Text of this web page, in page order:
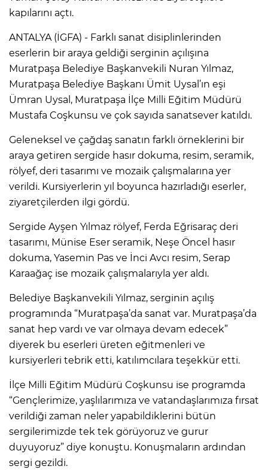
kapılarını açtı.
ANTALYA (İGFA) - Farklı sanat disiplinlerinden
eserlerin bir araya geldiği serginin açılışına
Muratpaşa Belediye Başkanvekili Nuran Yılmaz,
Muratpaşa Belediye Başkanı Ümit Uysal’ın eşi
Ümran Uysal, Muratpaşa İlçe Milli Eğitim Müdürü
Mustafa Coşkunsu ve çok sayıda sanatsever katıldı.
Geleneksel ve çağdaş sanatın farklı örneklerini bir
araya getiren sergide hasır dokuma, resim, seramik,
rölyef, deri tasarımı ve mozaik çalışmalarına yer
verildi. Kursiyerlerin yıl boyunca hazırladığı eserler,
ziyaretçilerden ilgi gördü.
Sergide Ayşen Yılmaz rölyef, Ferda Eğrisaraç deri
tasarımı, Münise Eser seramik, Neşe Öncel hasır
dokuma, Yasemin Pas ve İnci Avcı resim, Serap
Karaağaç ise mozaik çalışmalarıyla yer aldı.
Belediye Başkanvekili Yılmaz, serginin açılış
programında “Muratpaşa’da sanat var. Muratpaşa’da
sanat hep vardı ve var olmaya devam edecek”
diyerek bu eserleri üreten eğitmenleri ve
kursiyerleri tebrik etti, katılımcılara teşekkür etti.
İlçe Milli Eğitim Müdürü Coşkunsu ise programda
“Gençlerimize, yaşlılarımıza ve vatandaşlarımıza fırsat
verildiği zaman neler yapabildiklerini bütün
sergilerimizde tek tek görüyoruz ve gurur
duyuyoruz” diye konuştu. Konuşmaların ardından
sergi gezildi.